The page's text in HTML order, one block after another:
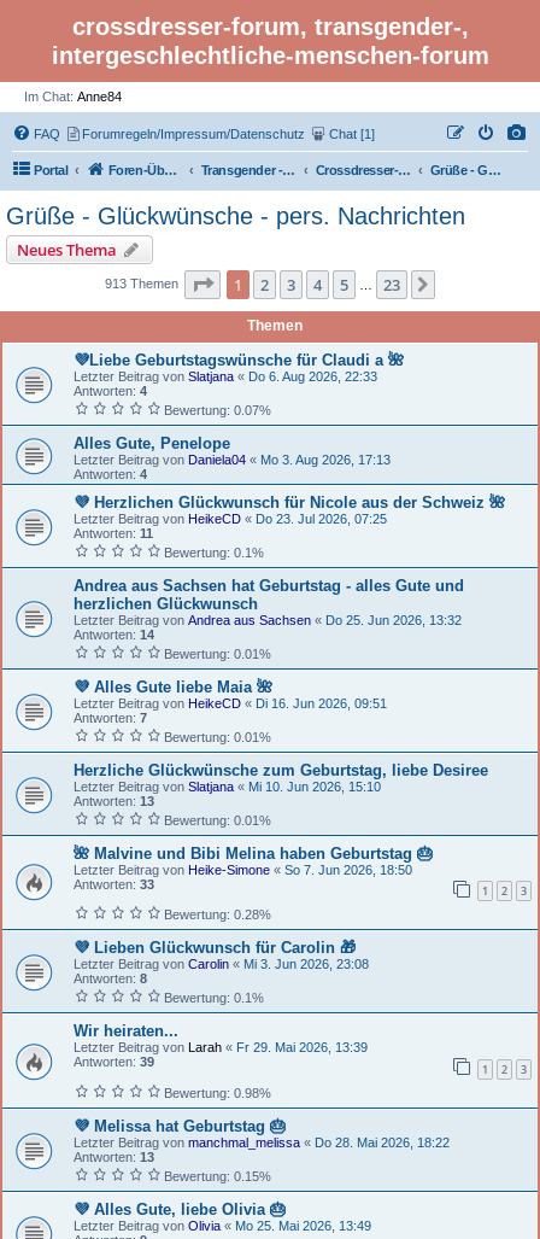
crossdresser-forum, transgender-,
intergeschlechtliche-menschen-forum
Im Chat: Anne84
FAQ Forumregeln/Impressum/Datenschutz Chat [1]
Portal Foren-Übersicht Transgender - Crossdresser-Forum Crossdresser- und Transgender-Café Grüße - Glückwünsche - pers. Nachrichten
Grüße - Glückwünsche - pers. Nachrichten
Neues Thema
913 Themen Seite 1 von 23
1 2 3 4 5 23
Themen
💜Liebe Geburtstagswünsche für Claudi a 🌺
Letzter Beitrag von Slatjana « Do 6. Aug 2026, 22:33
Antworten: 4
Bewertung: 0.07%
Alles Gute, Penelope
Letzter Beitrag von Daniela04 « Mo 3. Aug 2026, 17:13
Antworten: 4
💜 Herzlichen Glückwunsch für Nicole aus der Schweiz 🌺
Letzter Beitrag von HeikeCD « Do 23. Jul 2026, 07:25
Antworten: 11
Bewertung: 0.1%
Andrea aus Sachsen hat Geburtstag - alles Gute und
herzlichen Glückwunsch
Letzter Beitrag von Andrea aus Sachsen « Do 25. Jun 2026, 13:32
Antworten: 14
Bewertung: 0.01%
💜 Alles Gute liebe Maia 🌺
Letzter Beitrag von HeikeCD « Di 16. Jun 2026, 09:51
Antworten: 7
Bewertung: 0.01%
Herzliche Glückwünsche zum Geburtstag, liebe Desiree
Letzter Beitrag von Slatjana « Mi 10. Jun 2026, 15:10
Antworten: 13
Bewertung: 0.01%
🌺 Malvine und Bibi Melina haben Geburtstag 🎂
Letzter Beitrag von Heike-Simone « So 7. Jun 2026, 18:50
Antworten: 33 1 2 3
Bewertung: 0.28%
💜 Lieben Glückwunsch für Carolin 🎁
Letzter Beitrag von Carolin « Mi 3. Jun 2026, 23:08
Antworten: 8
Bewertung: 0.1%
Wir heiraten...
Letzter Beitrag von Larah « Fr 29. Mai 2026, 13:39
Antworten: 39 1 2 3
Bewertung: 0.98%
💜 Melissa hat Geburtstag 🎂
Letzter Beitrag von manchmal_melissa « Do 28. Mai 2026, 18:22
Antworten: 13
Bewertung: 0.15%
💜 Alles Gute, liebe Olivia 🎂
Letzter Beitrag von Olivia « Mo 25. Mai 2026, 13:49